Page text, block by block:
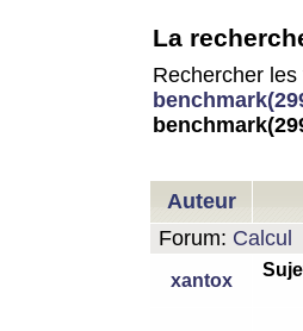
La
Rechercher
Auteur
Forum: Calcul
xantox